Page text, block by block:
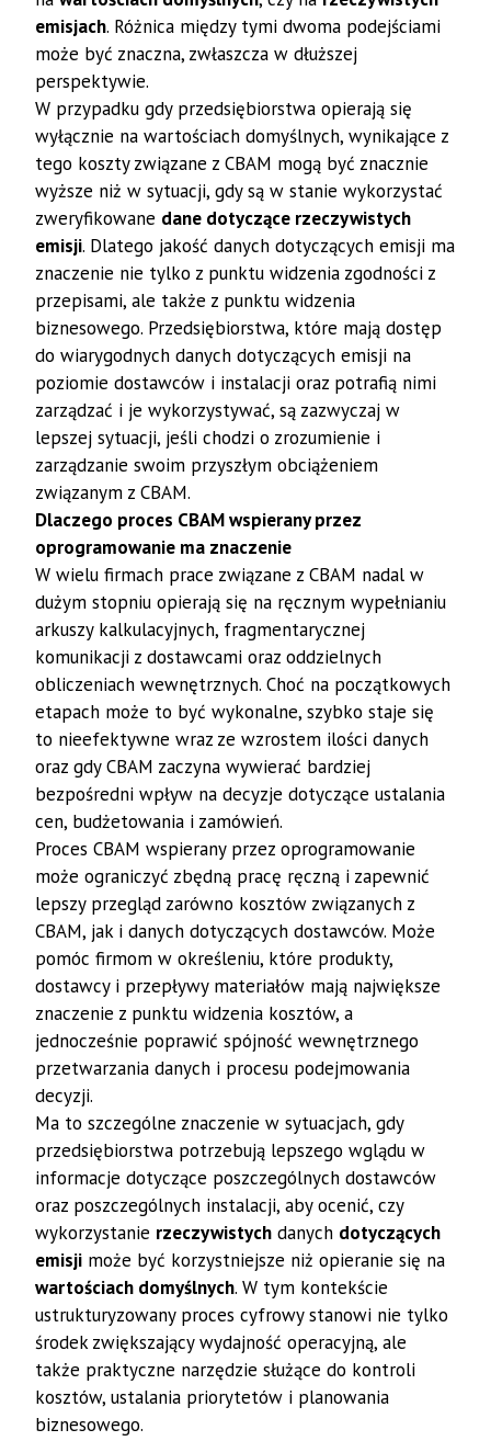
emisjach. Różnica między tymi dwoma podejściami
może być znaczna, zwłaszcza w dłuższej
perspektywie.
W przypadku gdy przedsiębiorstwa opierają się
wyłącznie na wartościach domyślnych, wynikające z
tego koszty związane z CBAM mogą być znacznie
wyższe niż w sytuacji, gdy są w stanie wykorzystać
zweryfikowane dane dotyczące rzeczywistych
emisji. Dlatego jakość danych dotyczących emisji ma
znaczenie nie tylko z punktu widzenia zgodności z
przepisami, ale także z punktu widzenia
biznesowego. Przedsiębiorstwa, które mają dostęp
do wiarygodnych danych dotyczących emisji na
poziomie dostawców i instalacji oraz potrafią nimi
zarządzać i je wykorzystywać, są zazwyczaj w
lepszej sytuacji, jeśli chodzi o zrozumienie i
zarządzanie swoim przyszłym obciążeniem
związanym z CBAM.
Dlaczego proces CBAM wspierany przez
oprogramowanie ma znaczenie
W wielu firmach prace związane z CBAM nadal w
dużym stopniu opierają się na ręcznym wypełnianiu
arkuszy kalkulacyjnych, fragmentarycznej
komunikacji z dostawcami oraz oddzielnych
obliczeniach wewnętrznych. Choć na początkowych
etapach może to być wykonalne, szybko staje się
to nieefektywne wraz ze wzrostem ilości danych
oraz gdy CBAM zaczyna wywierać bardziej
bezpośredni wpływ na decyzje dotyczące ustalania
cen, budżetowania i zamówień.
Proces CBAM wspierany przez oprogramowanie
może ograniczyć zbędną pracę ręczną i zapewnić
lepszy przegląd zarówno kosztów związanych z
CBAM, jak i danych dotyczących dostawców. Może
pomóc firmom w określeniu, które produkty,
dostawcy i przepływy materiałów mają największe
znaczenie z punktu widzenia kosztów, a
jednocześnie poprawić spójność wewnętrznego
przetwarzania danych i procesu podejmowania
decyzji.
Ma to szczególne znaczenie w sytuacjach, gdy
przedsiębiorstwa potrzebują lepszego wglądu w
informacje dotyczące poszczególnych dostawców
oraz poszczególnych instalacji, aby ocenić, czy
wykorzystanie rzeczywistych danych dotyczących
emisji może być korzystniejsze niż opieranie się na
wartościach domyślnych. W tym kontekście
ustrukturyzowany proces cyfrowy stanowi nie tylko
środek zwiększający wydajność operacyjną, ale
także praktyczne narzędzie służące do kontroli
kosztów, ustalania priorytetów i planowania
biznesowego.